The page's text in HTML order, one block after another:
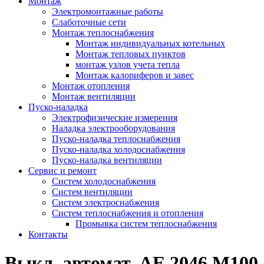
Электромонтажные работы
Слаботочные сети
Монтаж теплоснабжения
Монтаж индивидуальных котельных
Монтаж тепловых пунктов
монтаж узлов учета тепла
Монтаж калориферов и завес
Монтаж отопления
Монтаж вентиляции
Пуско-наладка
Электрофизические измерения
Наладка электрооборудования
Пуско-наладка теплоснабжения
Пуско-наладка холодоснабжения
Пуско-наладка вентиляции
Сервис и ремонт
Систем холодоснабжения
Систем вентиляции
Систем электроснабжения
Систем теплоснабжения и отопления
Промывка систем теплоснабжения
Контакты